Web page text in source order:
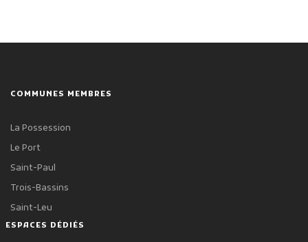
COMMUNES MEMBRES
La Possession
Le Port
Saint-Paul
Trois-Bassins
Saint-Leu
ESPACES DÉDIÉS